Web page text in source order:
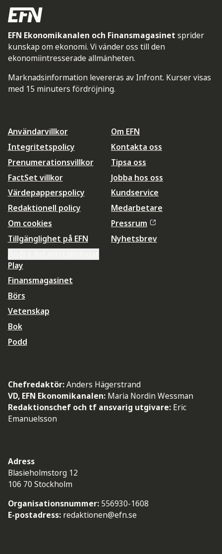
EFN Ekonomikanalen och Finansmagasinet sprider
kunskap om ekonomi. Vi vänder oss till den
ekonomiintresserade allmänheten.
Marknadsinformation levereras av Infront. Kurser visas
med 15 minuters fördröjning.
Användarvillkor
Integritetspolicy
Prenumerationsvillkor
FactSet villkor
Värdepapperspolicy
Redaktionell policy
Om cookies
Tillgänglighet på EFN
Om EFN
Kontakta oss
Tipsa oss
Jobba hos oss
Kundservice
Medarbetare
Pressrum
Nyhetsbrev
Play
Finansmagasinet
Börs
Vetenskap
Bok
Podd
Chefredaktör:Anders Hägerstrand
VD, EFN Ekonomikanalen: Maria Nordin Wessman
Redaktionschef och tf ansvarig utgivare: Eric
Emanuelsson
Adress
Blasieholmstorg 12
106 70 Stockholm
Organisationsnummer: 556930-1608
E-postadress: redaktionen@efn.se